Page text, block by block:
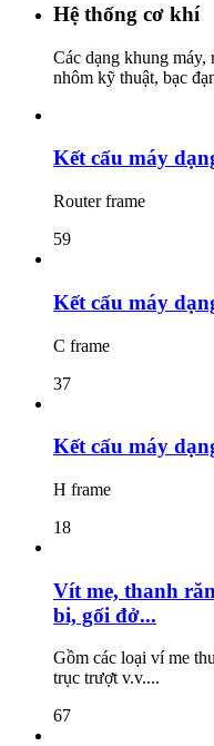
Hệ thống cơ khí
Các dạng khung
nhôm kỹ thuật, bạc
Kết cấu máy
Router frame
59
Kết cấu máy
C frame
37
Kết cấu máy
H frame
18
Vít me, thanh
bi, gối đở...
Gồm các loại ví me
trục trượt v.v....
67